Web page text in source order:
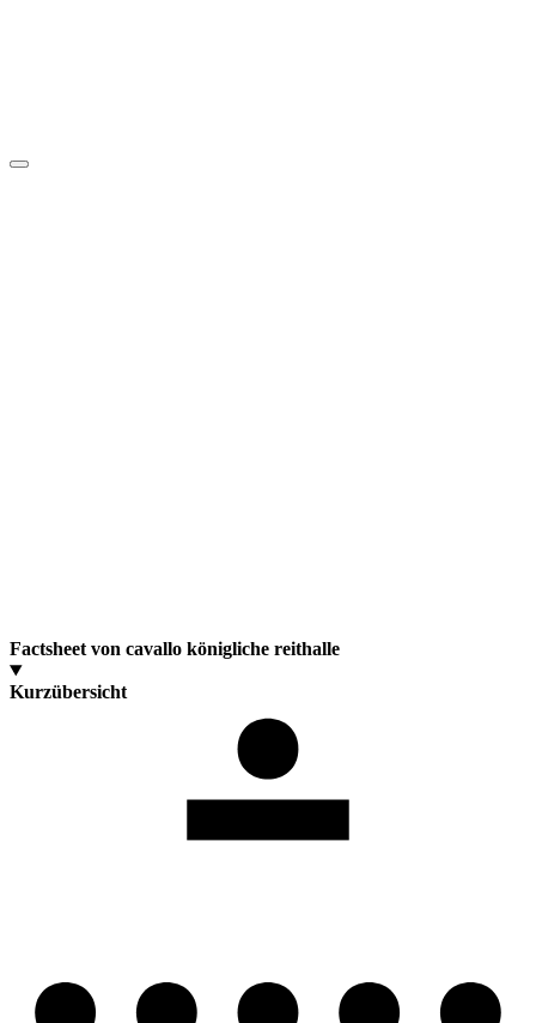
Factsheet von cavallo königliche reithalle
Kurzübersicht